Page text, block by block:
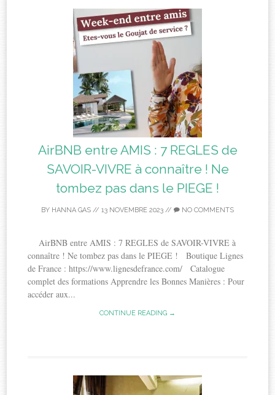
AirBNB entre AMIS : 7 REGLES de
SAVOIR-VIVRE à connaître ! Ne
tombez pas dans le PIEGE !
BY HANNA GAS // 13 NOVEMBRE 2023 // NO COMMENTS
AirBNB entre AMIS : 7 REGLES de SAVOIR-VIVRE à
connaître ! Ne tombez pas dans le PIEGE ! Boutique Lignes
de France : https://www.lignesdefrance.com/ Catalogue
complet des formations Apprendre les Bonnes Manières : Pour
accéder aux...
CONTINUE READING →